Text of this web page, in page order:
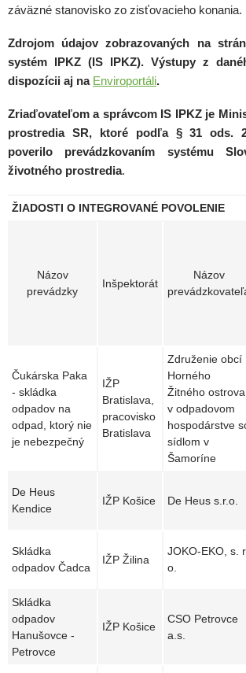
záväzné stanovisko zo zisťovacieho konania.
Zdrojom údajov zobrazovaných na
systém IPKZ (IS IPKZ). Výstupy z
dispozícii aj na Enviroportáli.
Zriaďovateľom a správcom IS IPKZ je
prostredia SR, ktoré podľa § 31 ods.
poverilo prevádzkovaním systému
životného prostredia.
ŽIADOSTI O INTEGROVANÉ POVOLENIE
Názov
prevádzky
Inšpektorát
Názov
Čukárska Paka
- skládka
odpadov na
odpad, ktorý nie
je nebezpečný
IŽP
Bratislava,
pracovisko
Bratislava
Združenie obcí
Horného
Žitného ostrova
v odpadovom
hospodárstve
sídlom v
Šamoríne
De Heus
Kendice
IŽP Košice De Heus s.r.o.
Skládka
odpadov Čadca
IŽP Žilina
JOKO-EKO, s. r.
o.
Skládka
odpadov
Hanušovce -
Petrovce
IŽP Košice
CSO Petrovce
a.s.